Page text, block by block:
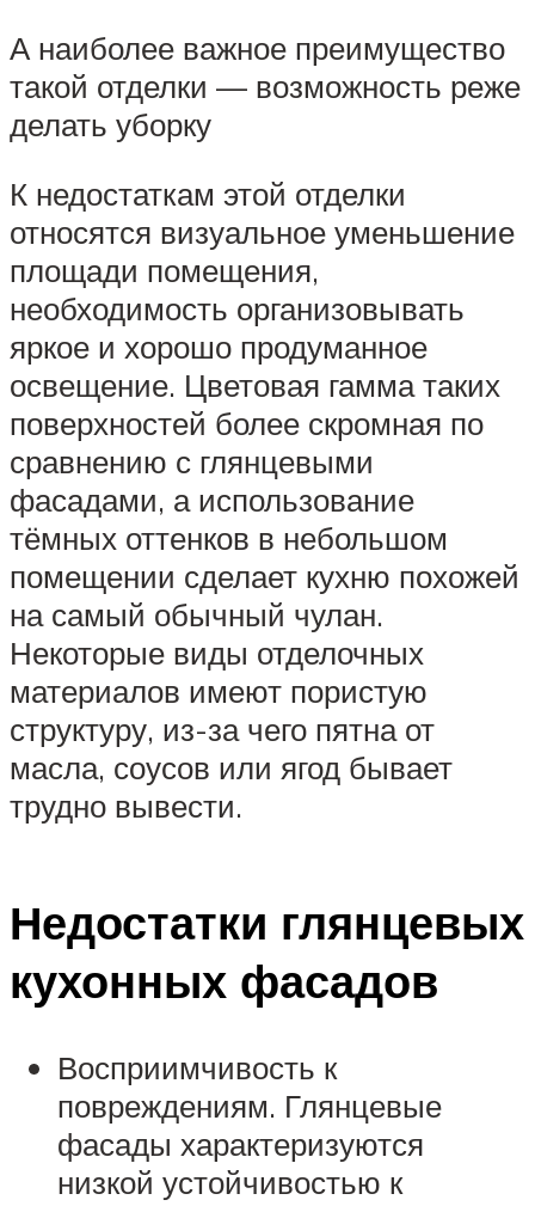
А наиболее важное преимущество
такой отделки — возможность реже
делать уборку
К недостаткам этой отделки
относятся визуальное уменьшение
площади помещения,
необходимость организовывать
яркое и хорошо продуманное
освещение. Цветовая гамма таких
поверхностей более скромная по
сравнению с глянцевыми
фасадами, а использование
тёмных оттенков в небольшом
помещении сделает кухню похожей
на самый обычный чулан.
Некоторые виды отделочных
материалов имеют пористую
структуру, из-за чего пятна от
масла, соусов или ягод бывает
трудно вывести.
Недостатки глянцевых
кухонных фасадов
Восприимчивость к
повреждениям. Глянцевые
фасады характеризуются
низкой устойчивостью к